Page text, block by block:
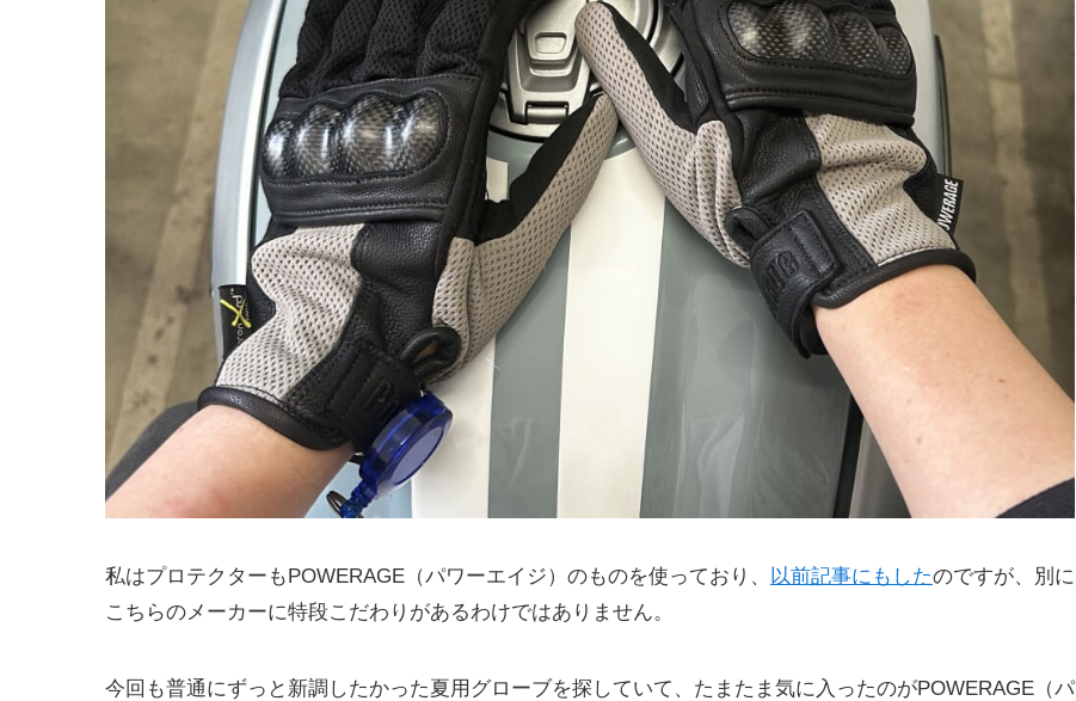
私はプロテクターもPOWERAGE（パワーエイジ）のものを使っており、 以前記事にもしたのですが、別に
こちらのメーカーに特段こだわりがあるわけではありません。
今回も普通にずっと新調したかった夏用グローブを探していて、たまたま気に入ったのがPOWERAGE（パ